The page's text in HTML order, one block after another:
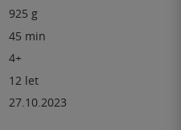
925 g
45 min
4+
12 let
27.10.2023